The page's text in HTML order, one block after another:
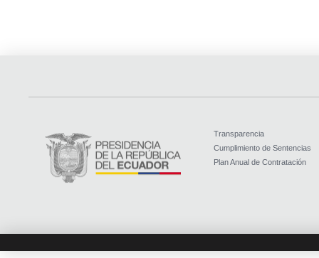
Transparencia
Cumplimiento de Sentencias
Plan Anual de Contratación